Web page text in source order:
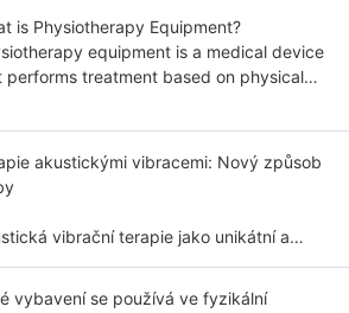
široce používána v různých
oborech.
is Physiotherapy Equipment?
equipment is a medical device
performs treatment based on physical
restore body functions in a non-invasive
akustickými vibracemi: Nový způsob
vibrační terapie jako unikátní a
vybavení se používá ve fyzikální